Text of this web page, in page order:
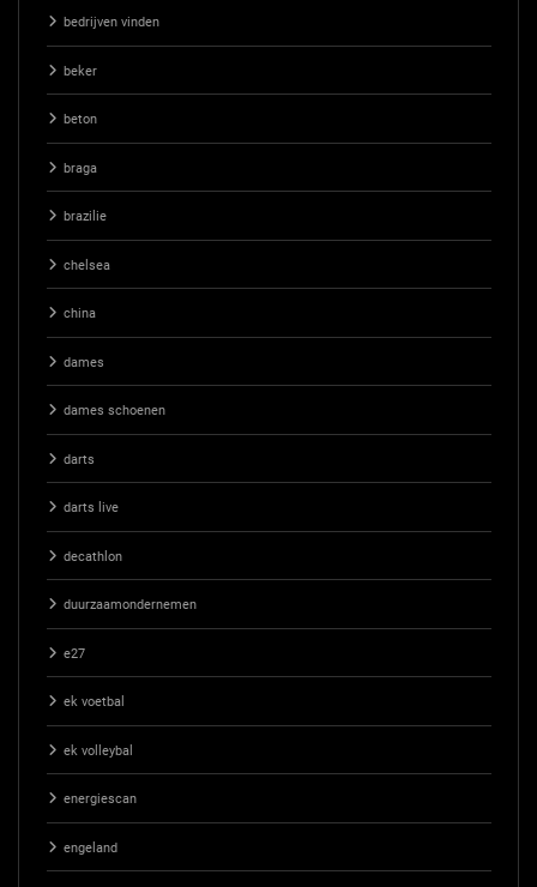
bedrijven vinden
beker
beton
braga
brazilie
chelsea
china
dames
dames schoenen
darts
darts live
decathlon
duurzaamondernemen
e27
ek voetbal
ek volleybal
energiescan
engeland